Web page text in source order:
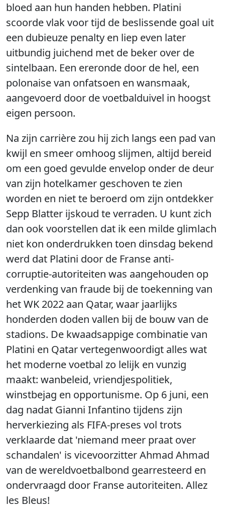
bloed aan hun handen hebben. Platini
scoorde vlak voor tijd de beslissende goal uit
een dubieuze penalty en liep even later
uitbundig juichend met de beker over de
sintelbaan. Een ereronde door de hel, een
polonaise van onfatsoen en wansmaak,
aangevoerd door de voetbalduivel in hoogst
eigen persoon.
Na zijn carrière zou hij zich langs een pad van
kwijl en smeer omhoog slijmen, altijd bereid
om een goed gevulde envelop onder de deur
van zijn hotelkamer geschoven te zien
worden en niet te beroerd om zijn ontdekker
Sepp Blatter ijskoud te verraden. U kunt zich
dan ook voorstellen dat ik een milde glimlach
niet kon onderdrukken toen dinsdag bekend
werd dat Platini door de Franse anti-
corruptie-autoriteiten was aangehouden op
verdenking van fraude bij de toekenning van
het WK 2022 aan Qatar, waar jaarlijks
honderden doden vallen bij de bouw van de
stadions. De kwaadsappige combinatie van
Platini en Qatar vertegenwoordigt alles wat
het moderne voetbal zo lelijk en vunzig
maakt: wanbeleid, vriendjespolitiek,
winstbejag en opportunisme. Op 6 juni, een
dag nadat Gianni Infantino tijdens zijn
herverkiezing als FIFA-preses vol trots
verklaarde dat 'niemand meer praat over
schandalen' is vicevoorzitter Ahmad Ahmad
van de wereldvoetbalbond gearresteerd en
ondervraagd door Franse autoriteiten. Allez
les Bleus!